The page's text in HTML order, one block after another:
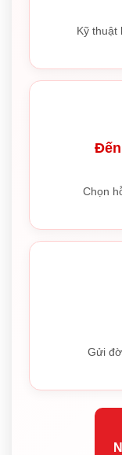
Kỹ thuật
Chọn
Gửi